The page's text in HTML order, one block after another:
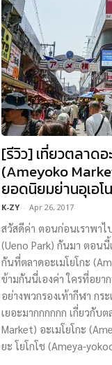
[รีวิว] เที่ยวตลาดอะ
(Ameyoko
ยอดนิยมย่านอุเอโ
K-ZY - Apr 26, 2017
สวัสดีค่า ตอนก่อนเราพาไ
(Ueno Park) กันมา ตอน
กันที่ตลาดอะเมโยโกะ
ข้ามกันนี่เองค่า ใครที่อยา
อย่างพวกรองเท้ากีฬา กร
เยอะมากกกกกก เกี่ยวกับ
Market) อะเมโยโกะ
ยะ โยโกโช (Ameya-